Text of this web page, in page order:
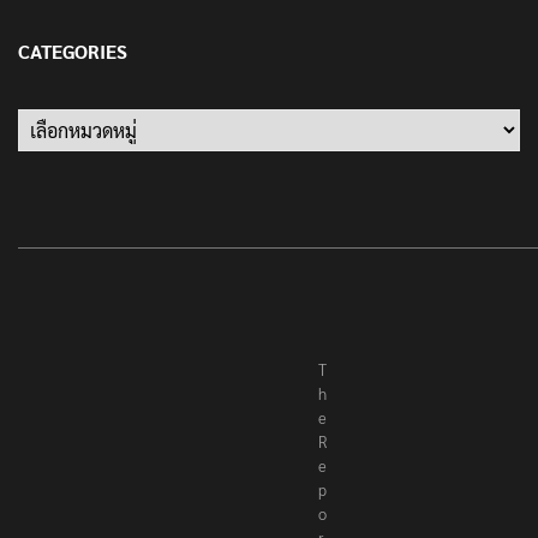
TRENDING NOW
แต่งชุดไทยตักบาตรทางน้ำ
‘นายพลบีทู’ ผู้นำทหารคะเรนนี KNPP ลั่นสู้รบ ครั้งนี้
เป็นครั้งสุดท้าย ที่ประชาชนต้องชนะ